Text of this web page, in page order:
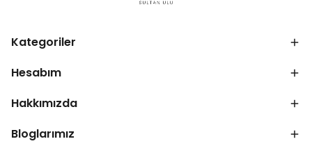
Kategoriler
Hesabım
Hakkımızda
Bloglarımız